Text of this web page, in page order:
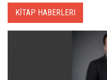
KİTAP HABERLERI